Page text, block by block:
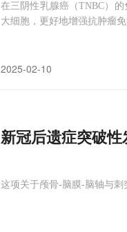
在三阴性乳腺癌（TNBC）
大细胞，更好地增强抗肿瘤免
2025-02-10
新冠后遗症突破
这项关于颅骨-脑膜-脑轴与刺